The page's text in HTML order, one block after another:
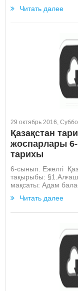
Читать далее
29 октябрь 2016,
Қазақстан
жоспарлары
тарихы
6-сынып. Ежелгі
тақырыбы:
мақсаты: Адам
Читать далее